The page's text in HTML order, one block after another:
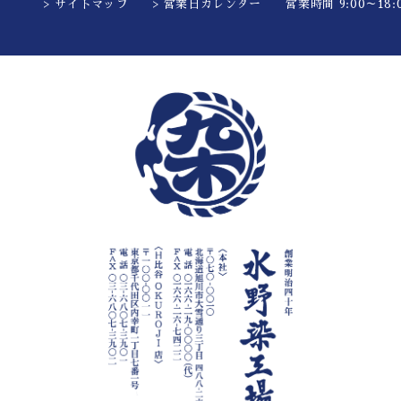
> サイトマップ > 営業日カレンダー 営業時間 9:00～